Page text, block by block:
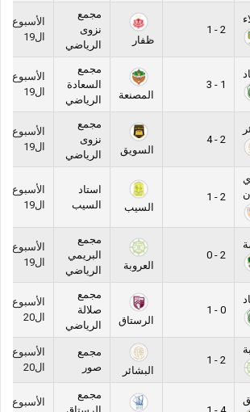
2 - 1
ظفار
مجمع
نزوى
الرياضي
الأسبوع
ال19
1 - 3
المصنعة
مجمع
السعادة
الرياضي
الأسبوع
ال19
2 - 4
السويق
مجمع
نزوى
الرياضي
الأسبوع
ال19
2 - 1
السيب
استاد
السيب
الأسبوع
ال19
2 - 0
العروبة
مجمع
البريمي
الرياضي
الأسبوع
ال19
0 - 1
الرستاق
مجمع
صلالة
الرياضي
الأسبوع
ال20
2 - 1
البشائر
مجمع
صور
الأسبوع
ال20
مجمع
الأسبوع